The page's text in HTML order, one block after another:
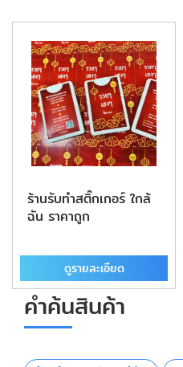
ร้านรับทําสติ๊กเกอร์ ใกล้
ฉัน ราคาถูก
ดูรายละเอียด
คำค้นสินค้า